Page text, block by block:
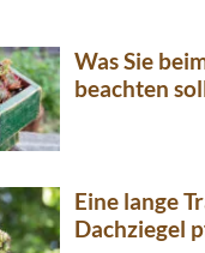
Was Sie
beachten
Eine lange
Dachziegel